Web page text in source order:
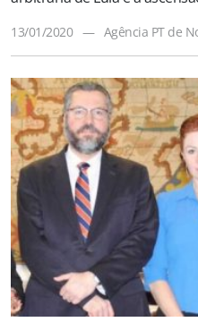
13/01/2020 — Agência PT de